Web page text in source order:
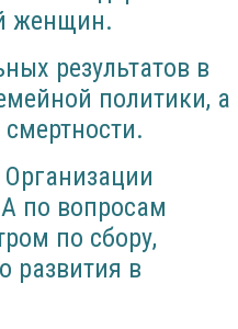
женщин.
результатов в
политики, а
по вопросам
по сбору,
развития в